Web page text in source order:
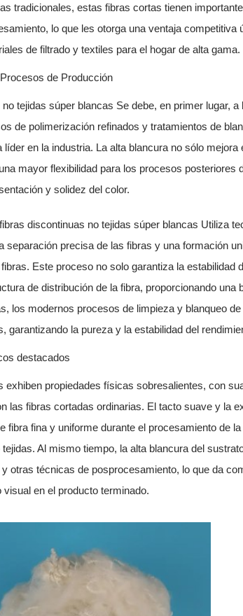
tradicionales, estas fibras cortas tienen
lo que les otorga una ventaja competitiva
de filtrado y textiles para el hogar de alta gama.
de Producción
tejidas súper blancas Se debe, en primer lugar,
de polimerización refinados y tratamientos de
en la industria. La alta blancura no sólo mejora
mayor flexibilidad para los procesos posteriores
y solidez del color.
fibras discontinuas no tejidas súper blancas Utiliza
separación precisa de las fibras y una formación
Este proceso no solo garantiza la estabilidad
de distribución de la fibra, proporcionando una
los modernos procesos de limpieza y blanqueo
la pureza y la estabilidad del
destacados
exhiben propiedades físicas sobresalientes, con
las fibras cortadas ordinarias. El tacto suave y la
fibra fina y uniforme durante el procesamiento de
Al mismo tiempo, la alta blancura del
otras técnicas de posprocesamiento, lo que da
en el producto terminado.